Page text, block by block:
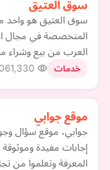
سوق العتيق
سوق العتيق هو واحد من
المتخصصة في مجال
العرب من بيع وشراء
خدمات
موقع جوابي
جوابي، موقع سؤال
إجابات مفيدة
المعرفة وتعلموا من